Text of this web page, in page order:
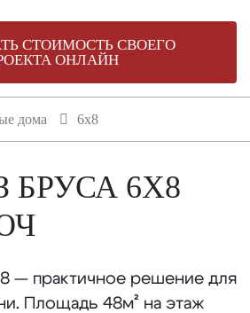
СТОИМОСТЬ СВОЕГО
ОНЛАЙН
дома 6х8
6Х8
— практичное решение для
Площадь 48м² на этаж